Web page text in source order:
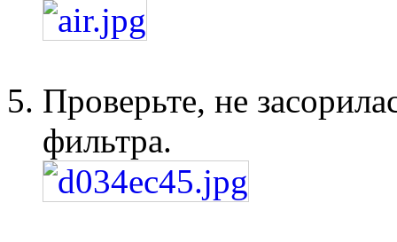
Проверьте, не
фильтра.